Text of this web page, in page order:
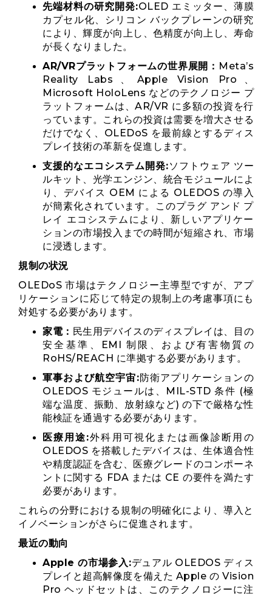
先端材料の研究開発:OLED エミッター、薄膜
カプセル化、シリコン バックプレーンの研究
により、輝度が向上し、色精度が向上し、寿命
が長くなりました。
AR/VRプラットフォームの世界展開： Meta’s
Reality Labs、Apple Vision Pro、
Microsoft HoloLens などのテクノロジー プ
ラットフォームは、AR/VR に多額の投資を行
っています。これらの投資は需要を増大させる
だけでなく、OLEDoS を最前線とするディス
プレイ技術の革新を促進します。
支援的なエコシステム開発:ソフトウェア ツー
ルキット、光学エンジン、統合モジュールによ
り、デバイス OEM による OLEDOS の導入
が簡素化されています。このプラグ アンド プ
レイ エコシステムにより、新しいアプリケー
ションの市場投入までの時間が短縮され、市場
に浸透します。
規制の状況
OLEDoS 市場はテクノロジー主導型ですが、アプ
リケーションに応じて特定の規制上の考慮事項にも
対処する必要があります。
家電： 民生用デバイスのディスプレイは、目の
安全基準、EMI 制限、および有害物質の
RoHS/REACH に準拠する必要があります。
軍事および航空宇宙:防衛アプリケーションの
OLEDOS モジュールは、MIL-STD 条件 (極
端な温度、振動、放射線など) の下で厳格な性
能検証を通過する必要があります。
医療用途:外科用可視化または画像診断用の
OLEDOS を搭載したデバイスは、生体適合性
や精度認証を含む、医療グレードのコンポーネ
ントに関する FDA または CE の要件を満たす
必要があります。
これらの分野における規制の明確化により、導入と
イノベーションがさらに促進されます。
最近の動向
Apple の市場参入:デュアル OLEDOS ディス
プレイと超高解像度を備えた Apple の Vision
Pro ヘッドセットは、このテクノロジーに注